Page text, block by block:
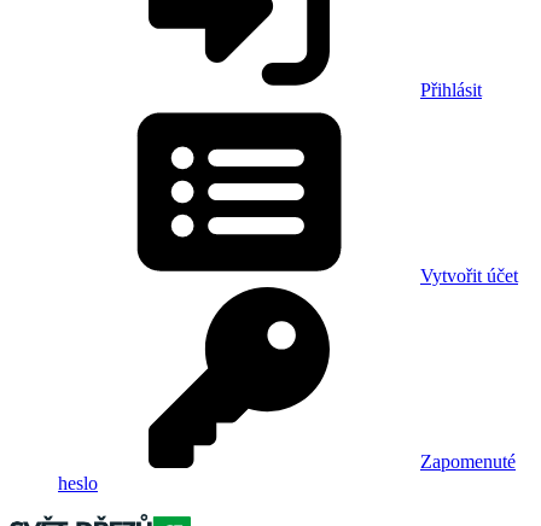
Přihlásit
Vytvořit účet
Zapomenuté
heslo